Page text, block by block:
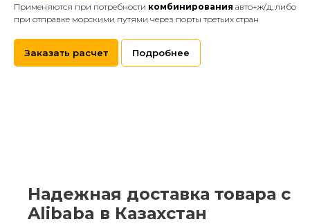
Применяются при потребности комбинирования авто+ж/д, либо
при отправке морскими путями через порты третьих стран
Заказать расчет Подробнее
Надежная доставка товара с
Alibaba в Казахстан